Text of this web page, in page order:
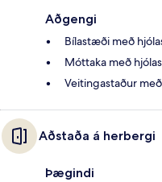
Aðgengi
Bílastæði með
Móttaka með
Veitingastaður
Aðstaða á herbergi
Þægindi